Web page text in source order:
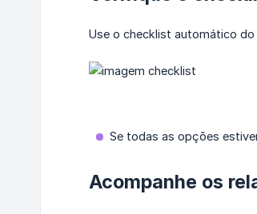
Use o checklist automático
Se todas as opções
Acompanhe os